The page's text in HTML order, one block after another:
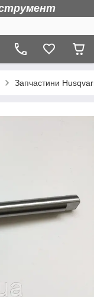
Запчастини